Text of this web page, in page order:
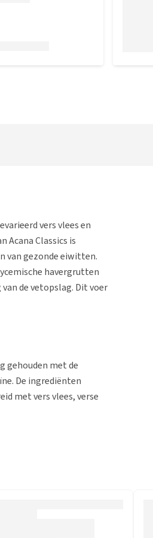
vers vlees en
Acana Classics is
van gezonde eiwitten.
havergrutten
de vetopslag. Dit voer
gehouden met de
De ingrediënten
met vers vlees, verse
Een ander facet van